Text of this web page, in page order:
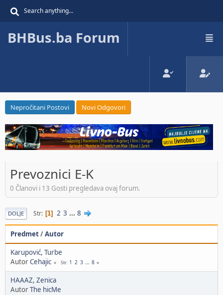
BHBus.ba Forum
Nepročitani Postovi Novi Odgovori
Prevoznici E-K
0 Članovi i 13 Gosti pregledava ovaj forum.
DOLJE Str 1 2 3 ... 8
Predmet/Autor
Karupović, Turbe
AutorCehajic Str 1 2 3 ... 8
HAAAZ, Zenica
AutorThe hicMe